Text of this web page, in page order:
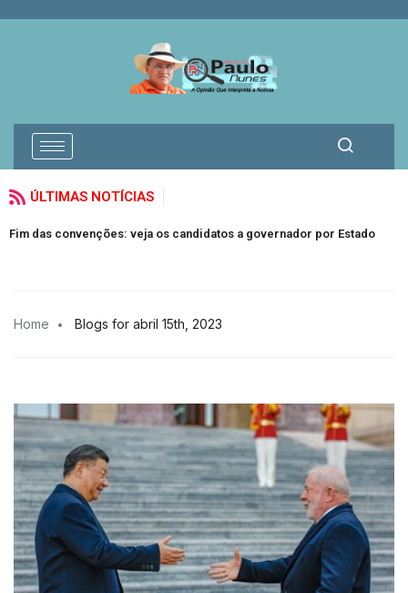
ÚLTIMAS NOTÍCIAS
Fim das convenções: veja os candidatos a governador por Estado
Home Blogs for abril 15th, 2023